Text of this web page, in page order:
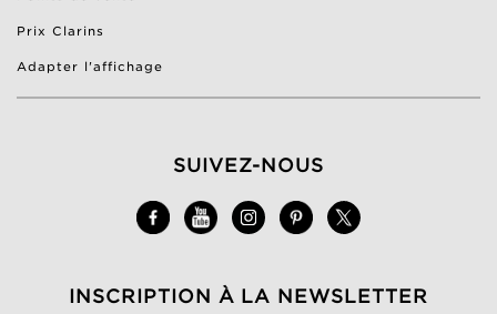
Prix Clarins
Adapter l'affichage
SUIVEZ-NOUS
INSCRIPTION À LA NEWSLETTER